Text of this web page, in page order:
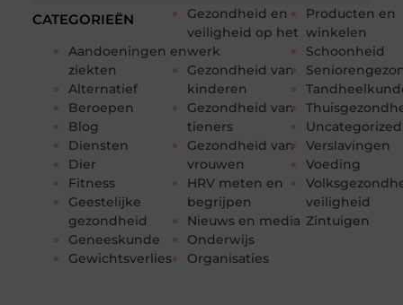
CATEGORIEËN
Aandoeningen en
ziekten
Alternatief
Beroepen
Blog
Diensten
Dier
Fitness
Geestelijke
gezondheid
Geneeskunde
Gewichtsverlies
Gezondheid en
veiligheid op het
werk
Gezondheid van
kinderen
Gezondheid van
tieners
Gezondheid van
vrouwen
HRV meten en
begrijpen
Nieuws en media
Onderwijs
Organisaties
Producten en
winkelen
Schoonheid
Uncategorized
Verslavingen
Voeding
veiligheid
Zintuigen